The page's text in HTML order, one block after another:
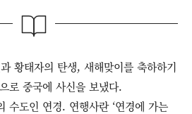
황태자의 탄생, 새해맞이를 축하하기
로 중국에 사신을 보냈다.
수도인 연경. 연행사란 ‘연경에 가는